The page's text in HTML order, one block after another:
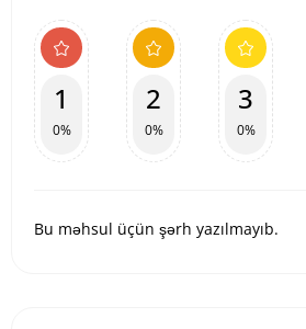
1
0%
2
0%
3
0%
Bu məhsul üçün şərh yazılmayıb.